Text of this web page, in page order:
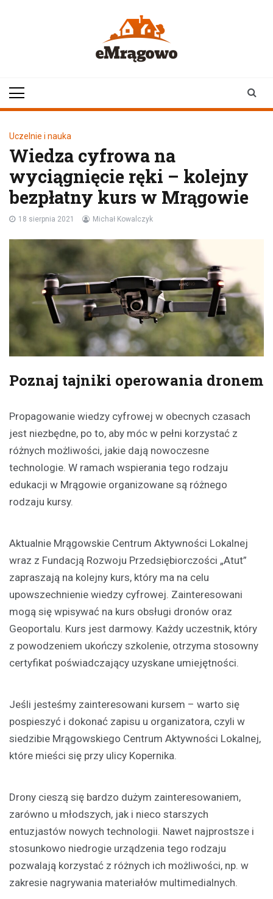
Uczelnie i nauka
Wiedza cyfrowa na
wyciągnięcie ręki – kolejny
bezpłatny kurs w Mrągowie
18 sierpnia 2021 Michał Kowalczyk
Poznaj tajniki operowania dronem
Propagowanie wiedzy cyfrowej w obecnych czasach
jest niezbędne, po to, aby móc w pełni korzystać z
różnych możliwości, jakie dają nowoczesne
technologie. W ramach wspierania tego rodzaju
edukacji w Mrągowie organizowane są różnego
rodzaju kursy.
Aktualnie Mrągowskie Centrum Aktywności Lokalnej
wraz z Fundacją Rozwoju Przedsiębiorczości „Atut”
zapraszają na kolejny kurs, który ma na celu
upowszechnienie wiedzy cyfrowej. Zainteresowani
mogą się wpisywać na kurs obsługi dronów oraz
Geoportalu. Kurs jest darmowy. Każdy uczestnik, który
z powodzeniem ukończy szkolenie, otrzyma stosowny
certyfikat poświadczający uzyskane umiejętności.
Jeśli jesteśmy zainteresowani kursem – warto się
pospieszyć i dokonać zapisu u organizatora, czyli w
siedzibie Mrągowskiego Centrum Aktywności Lokalnej,
które mieści się przy ulicy Kopernika.
Drony cieszą się bardzo dużym zainteresowaniem,
zarówno u młodszych, jak i nieco starszych
entuzjastów nowych technologii. Nawet najprostsze i
stosunkowo niedrogie urządzenia tego rodzaju
pozwalają korzystać z różnych ich możliwości, np. w
zakresie nagrywania materiałów multimedialnych.